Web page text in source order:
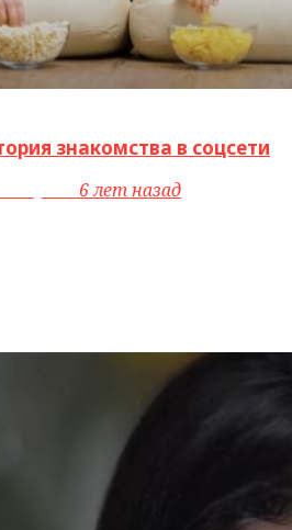
знакомства в соцсети
6 лет назад